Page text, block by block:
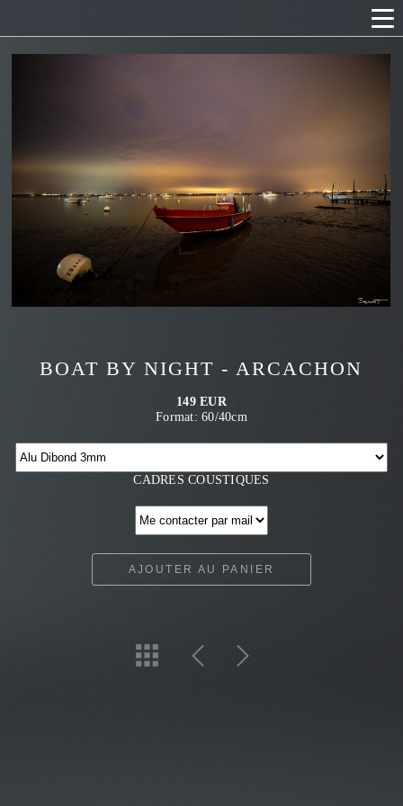
BOAT BY NIGHT - ARCACHON
149 EUR
Format: 60/40cm
CADRES COUSTIQUES
AJOUTER AU PANIER